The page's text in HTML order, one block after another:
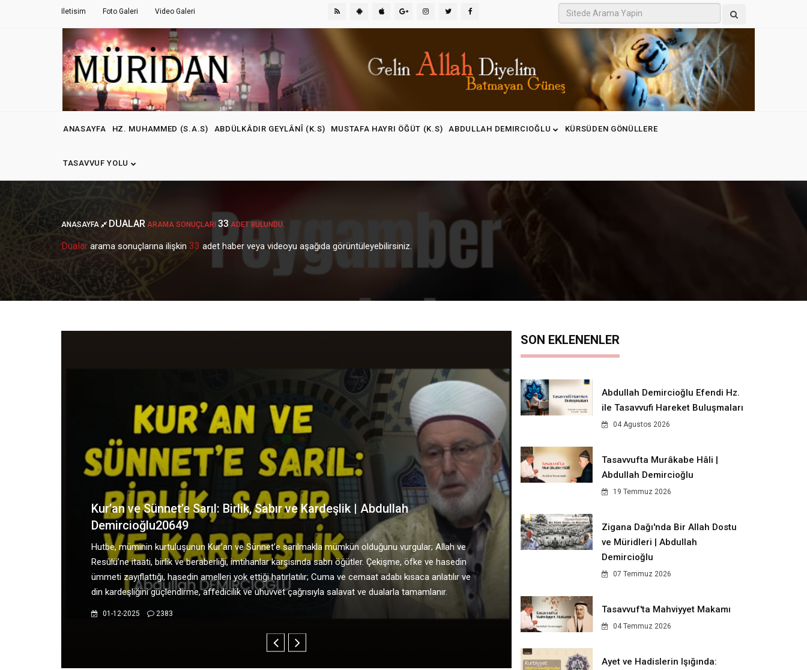
Iletisim Foto Galeri Video Galeri
ANASAYFA HZ. MUHAMMED (S.A.S) ABDÜLKÂDIR GEYLÂNÎ (K.S) MUSTAFA HAYRI ÖĞÜT (K.S) ABDULLAH DEMIRCIOĞLU KÜRSÜDEN GÖNÜLLERE
TASAVVUF YOLU
ANASAYFA DUALAR ARAMA SONUÇLARI 33 ADET BULUNDU.
Dualar arama sonuçlarına ilişkin 33 adet haber veya videoyu aşağıda görüntüleyebilirsiniz.
Kur’an, Namaz ve Samimi İbadetin Önemi | Abdullah Demircioğlu20643
Abdullah Demircioğlu Hocamız hutbesinde, Kur’an’ın “oku ve namazı dosdoğru kıl” emrinin tüm
müminlere hitap ettiğini hatırlatarak Kur’an’ı okumak, anlamak ve sünnetle birlikte yaşamanın
önemini vurguluyor; namaz, zekât ve orucun kulun ahlakını güzelleştirdiğini, cuma adabı ve samimi
ibadetin değerini misallerle anlatıyor, dünyadaki zulümlerin geçici, ilahi adaletin ise muhakkak
olduğunu belirterek hidayet ve rahmet dualarıyla hutbesini tamamlıyor ve muhtelif pek çok hususa
SON EKLENENLER
Abdullah Demircioğlu Efendi Hz.
ile Tasavvufi Hareket Buluşmaları
04 Agustos 2026
Tasavvufta Murâkabe Hâli |
Abdullah Demircioğlu
19 Temmuz 2026
Zigana Dağı'nda Bir Allah Dostu
ve Müridleri | Abdullah
Demircioğlu
07 Temmuz 2026
Tasavvuf'ta Mahviyyet Makamı
04 Temmuz 2026
Ayet ve Hadislerin Işığında: